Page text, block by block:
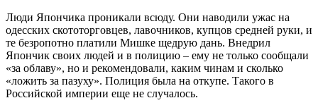
Люди Япончика проникали всюду. Они наводили ужас на
одесских скототорговцев, лавочников, купцов средней руки, и
те безропотно платили Мишке щедрую дань. Внедрил
Япончик своих людей и в полицию – ему не только сообщали
«за облаву», но и рекомендовали, каким чинам и сколько
«ложить за пазуху». Полиция была на откупе. Такого в
Российской империи еще не случалось.